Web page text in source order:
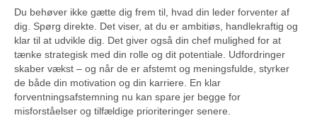
Du behøver ikke gætte dig frem til, hvad din leder forventer af
dig. Spørg direkte. Det viser, at du er ambitiøs, handlekraftig og
klar til at udvikle dig. Det giver også din chef mulighed for at
tænke strategisk med din rolle og dit potentiale. Udfordringer
skaber vækst – og når de er afstemt og meningsfulde, styrker
de både din motivation og din karriere. En klar
forventningsafstemning nu kan spare jer begge for
misforståelser og tilfældige prioriteringer senere.